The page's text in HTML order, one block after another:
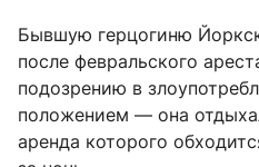
Бывшую герцогиню
после февральского
подозрению в
положением — она
аренда которого